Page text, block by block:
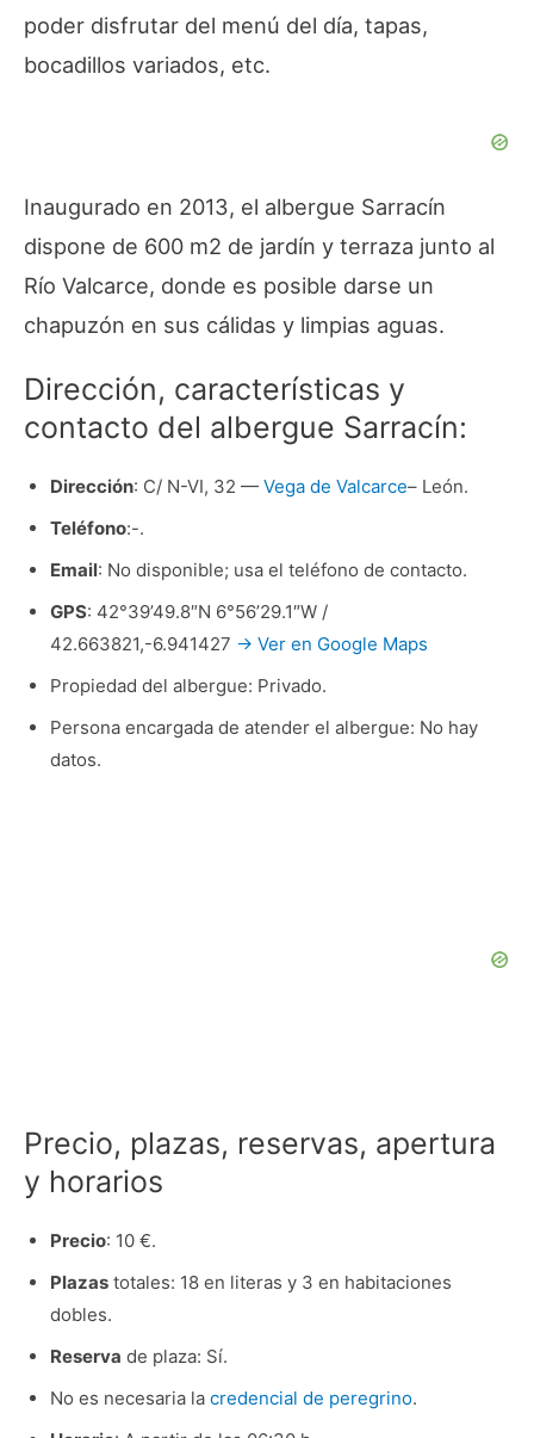
poder disfrutar del menú del día, tapas,
bocadillos variados, etc.
Inaugurado en 2013, el albergue Sarracín
dispone de 600 m2 de jardín y terraza junto al
Río Valcarce, donde es posible darse un
chapuzón en sus cálidas y limpias aguas.
Dirección, características y
contacto del albergue Sarracín:
Dirección: C/ N-VI, 32 — Vega de Valcarce– León.
Teléfono:-.
Email: No disponible; usa el teléfono de contacto.
GPS: 42°39’49.8″N 6°56’29.1″W /
42.663821,-6.941427 → Ver en Google Maps
Propiedad del albergue: Privado.
Persona encargada de atender el albergue: No hay
datos.
Precio, plazas, reservas, apertura
y horarios
Precio: 10 €.
Plazastotales: 18 en literas y 3 en habitaciones
dobles.
Reserva de plaza: Sí.
No es necesaria la credencial de peregrino.